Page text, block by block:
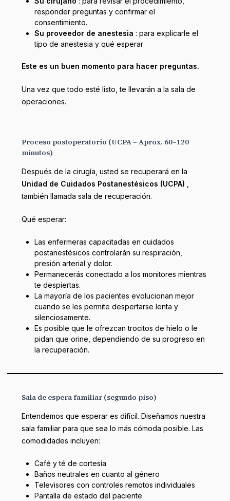
responder preguntas y confirmar el
consentimiento.
Su proveedor de anestesia : para explicarle el
tipo de anestesia y qué esperar
Este es un buen momento para hacer preguntas.
Una vez que todo esté listo, te llevarán a la sala de
operaciones.
Proceso postoperatorio (UCPA – Aprox. 60–120
minutos)
Después de la cirugía, usted se recuperará en la
Unidad de Cuidados Postanestésicos (UCPA)
también llamada sala de recuperación.
Qué esperar:
Las enfermeras capacitadas en cuidados
postanestésicos controlarán su respiración,
presión arterial y dolor.
Permanecerás conectado a los monitores mientras
te despiertas.
La mayoría de los pacientes evolucionan mejor
cuando se les permite despertarse lenta y
silenciosamente.
Es posible que le ofrezcan trocitos de hielo o le
pidan que orine, dependiendo de su progreso en
la recuperación.
Sala de espera familiar (segundo piso)
Entendemos que esperar es difícil. Diseñamos nuestra
sala familiar para que sea lo más cómoda posible. Las
comodidades incluyen:
Café y té de cortesía
Baños neutrales en cuanto al género
Televisores con controles remotos individuales
Pantalla de estado del paciente